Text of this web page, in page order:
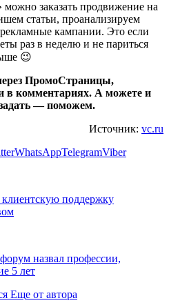
можно заказать продвижение на
статьи, проанализируем
кампании. Это если
раз в неделю и не париться
😉
ПромоСтраницы,
в комментариях. А можете и
— поможем.
Источник: vc.ru
WhatsAppTelegramViber
клиентскую поддержку
назвал профессии,
5 лет
Еще от автора